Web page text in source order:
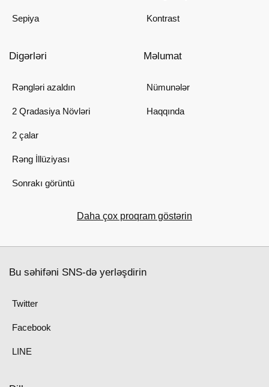
Sepiya Kontrast
Digərləri
Rəngləri azaldın
2 Qradasiya Növləri
2 çalar
Rəng İllüziyası
Sonrakı görüntü
Məlumat
Nümunələr
Haqqında
Daha çox proqram göstərin
Bu səhifəni SNS-də yerləşdirin
Twitter
Facebook
LINE